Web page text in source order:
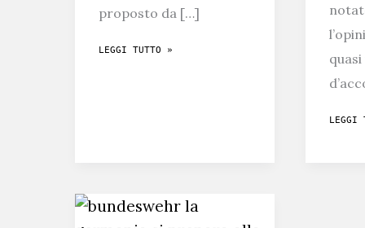
proposto da […]
SULLA
LEGGI TUTTO »
ILEGGI